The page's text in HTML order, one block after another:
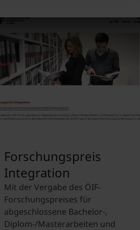
Forschungspreis
Integration
Mit der Vergabe des ÖIF-
Forschungspreises für
abgeschlossene Bachelor-,
Diplom-/Masterarbeiten und